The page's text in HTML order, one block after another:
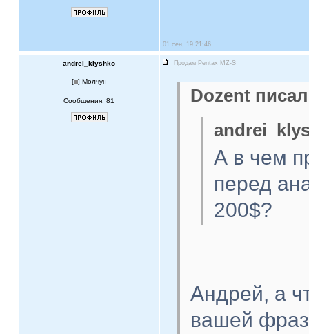
01 сен, 19 21:46
andrei_klyshko Продам Pentax MZ-S
[ ] Молчун
Сообщения: 81
Dozent
А в чем
перед
200$?
Андрей, а
вашей